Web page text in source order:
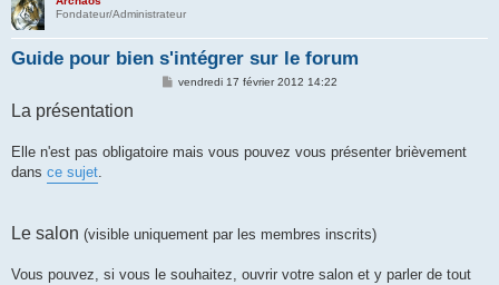
Fondateur/Administrateur
Guide pour bien s'intégrer sur le forum
M
g
e
vendredi 17 février 2012 14:22
La présentation
Elle n'est pas obligatoire mais vous pouvez vous présenter brièvement
dans ce sujet.
Le salon (visible uniquement par les membres inscrits)
Vous pouvez, si vous le souhaitez, ouvrir votre salon et y parler de tout